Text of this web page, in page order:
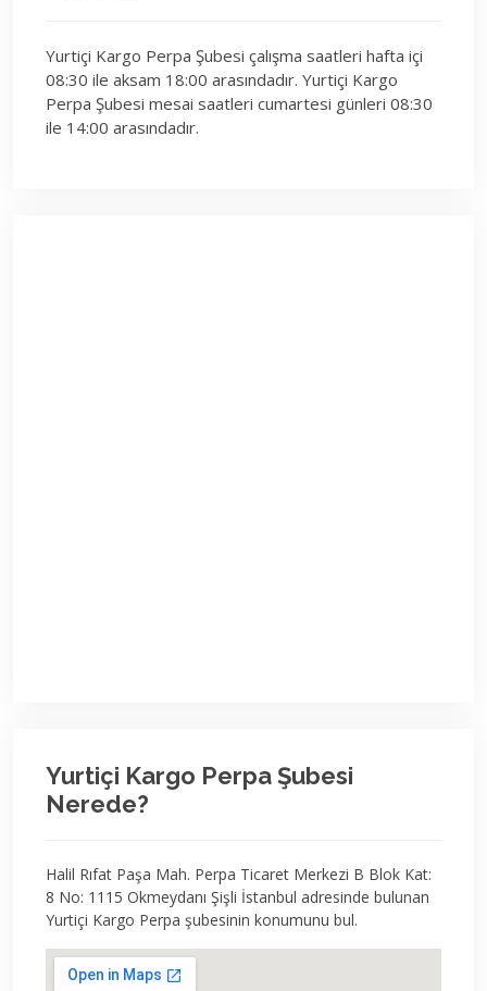
Yurtiçi Kargo Perpa Şubesi çalışma saatleri hafta içi
08:30 ile aksam 18:00 arasındadır. Yurtiçi Kargo
Perpa Şubesi mesai saatleri cumartesi günleri 08:30
ile 14:00 arasındadır.
Yurtiçi Kargo Perpa Şubesi
Nerede?
Halil Rıfat Paşa Mah. Perpa Ticaret Merkezi B Blok Kat:
8 No: 1115 Okmeydanı Şişli İstanbul adresinde bulunan
Yurtiçi Kargo Perpa şubesinin konumunu bul.